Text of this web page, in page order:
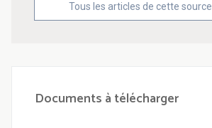
Tous les articles de cette source
Documents à télécharger